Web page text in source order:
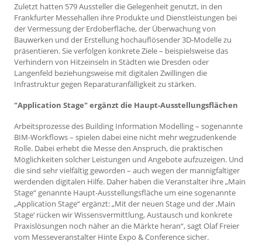
Zuletzt hatten 579 Aussteller die Gelegenheit genutzt, in den
Frankfurter Messehallen ihre Produkte und Dienstleistungen bei
der Vermessung der Erdoberfläche, der Überwachung von
Bauwerken und der Erstellung hochauflösender 3D-Modelle zu
präsentieren. Sie verfolgen konkrete Ziele – beispielsweise das
Verhindern von Hitzeinseln in Städten wie Dresden oder
Langenfeld beziehungsweise mit digitalen Zwillingen die
Infrastruktur gegen Reparaturanfälligkeit zu stärken.
"Application Stage" ergänzt die Haupt-Ausstellungsflächen
Arbeitsprozesse des Building Information Modelling – sogenannte
BIM-Workflows – spielen dabei eine nicht mehr wegzudenkende
Rolle. Dabei erhebt die Messe den Anspruch, die praktischen
Möglichkeiten solcher Leistungen und Angebote aufzuzeigen. Und
die sind sehr vielfältig geworden – auch wegen der mannigfaltiger
werdenden digitalen Hilfe. Daher haben die Veranstalter ihre „Main
Stage“ genannte Haupt-Ausstellungsfläche um eine sogenannte
„Application Stage“ ergänzt: „Mit der neuen Stage und der ‚Main
Stage‘ rücken wir Wissensvermittlung, Austausch und konkrete
Praxislösungen noch näher an die Märkte heran“, sagt Olaf Freier
vom Messeveranstalter Hinte Expo & Conference sicher.